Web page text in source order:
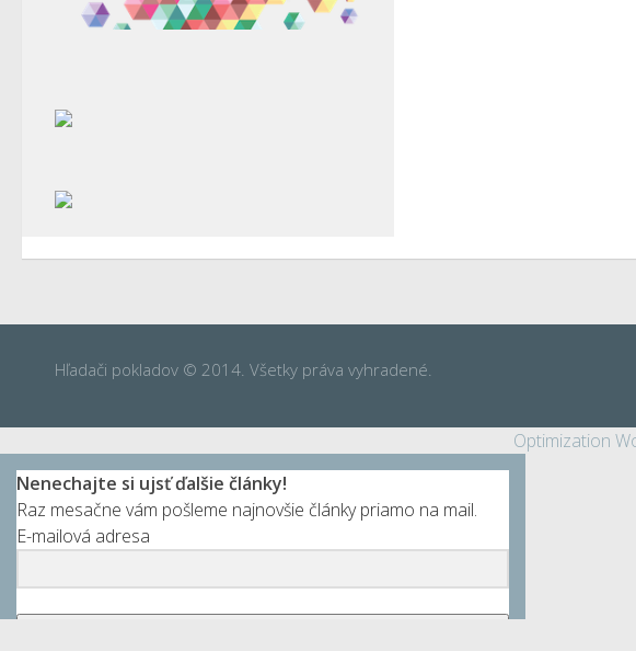
Hľadači pokladov © 2014. Všetky práva vyhradené.
Optimization
Nenechajte si ujsť ďalšie články!
Raz mesačne vám pošleme najnovšie články priamo na mail.
E-mailová adresa